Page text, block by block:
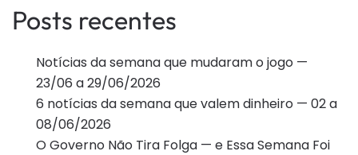
Posts recentes
Notícias da semana que mudaram o jogo —
23/06 a 29/06/2026
6 notícias da semana que valem dinheiro — 02 a
08/06/2026
O Governo Não Tira Folga — e Essa Semana Foi